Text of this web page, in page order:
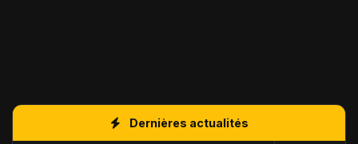
Dernières actualités